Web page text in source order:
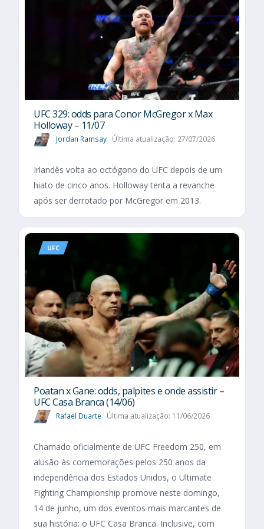
UFC 329: odds para Conor McGregor x Max
Holloway – 11/07
Jordan Ramsay Última atualização: 27/07/2026
Irlandês volta ao octógono do UFC depois de um
hiato de cinco anos. Holloway tenta a revanche
após ser derrotado por McGregor em 2013.
UFC
Poatan x Gane: odds, palpites e onde assistir –
UFC Casa Branca (14/06)
Rafael Duarte Última atualização: 11/06/2026
Chamado oficialmente de UFC Freedom 250, em
alusão às comemorações pelos 250 anos da
independência dos Estados Unidos, o Ultimate
Fighting Championship promove neste domingo,
14 de junho, um dos eventos mais marcantes de
sua história: o UFC Casa Branca. Inclusive, com